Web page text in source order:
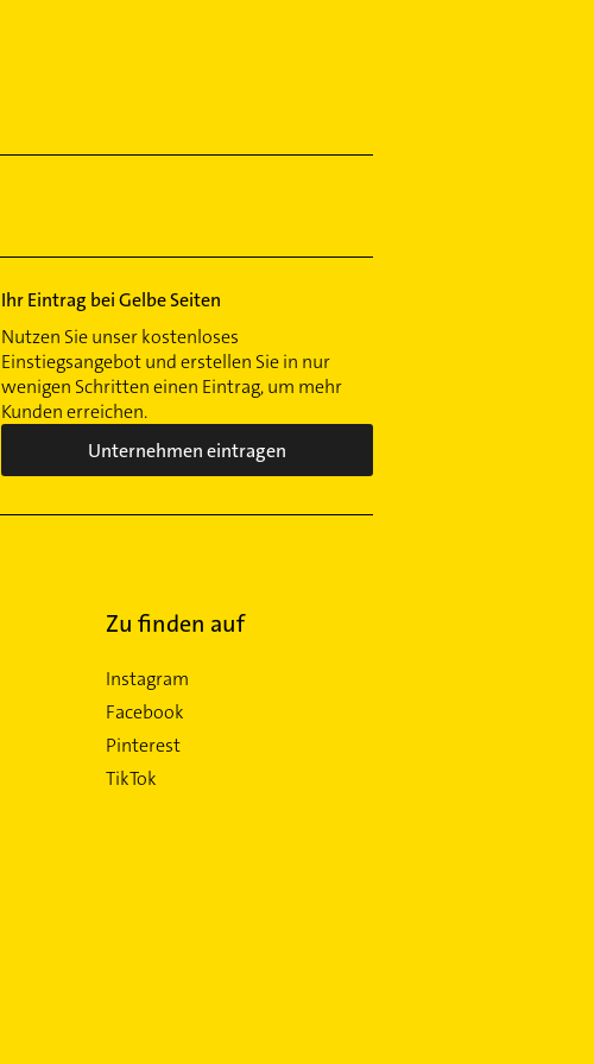
Ihr Eintrag bei Gelbe Seiten
Nutzen Sie unser kostenloses
Einstiegsangebot und erstellen Sie in nur
wenigen Schritten einen Eintrag, um mehr
Kunden erreichen.
Unternehmen eintragen
Zu finden auf
Instagram
Facebook
Pinterest
TikTok